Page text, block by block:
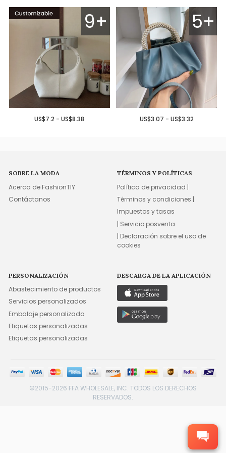
9+
US$7.2 - US$8.38
5+
US$3.07 - US$3.32
SOBRE LA MODA
Acerca de FashionTIY
Contáctanos
TÉRMINOS Y POLÍTICAS
Política de privacidad |
Términos y condiciones |
Impuestos y tasas
| Servicio posventa
| Declaración sobre el uso de
cookies
PERSONALIZACIÓN
Abastecimiento de productos
Servicios personalizados
Embalaje personalizado
Etiquetas personalizadas
Etiquetas personalizadas
DESCARGA DE LA APLICACIÓN
©2015-2026 FFA WHOLESALE, INC. TODOS LOS DERECHOS
RESERVADOS.